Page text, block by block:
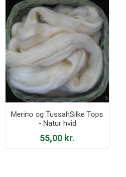
Merino og TussahSilke Tops
- Natur hvid
55,00 kr.